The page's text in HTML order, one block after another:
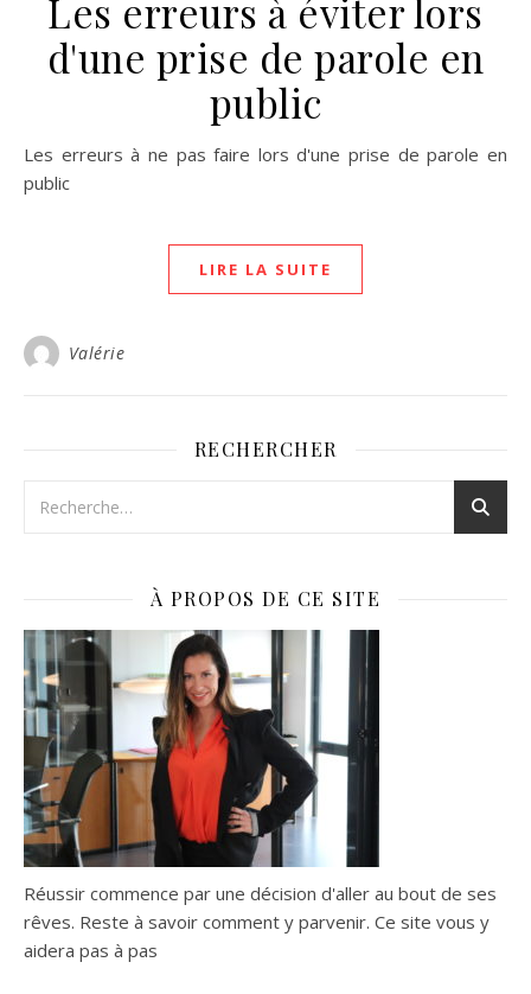
Les erreurs à éviter lors
d'une prise de parole en
public
Les erreurs à ne pas faire lors d'une prise de parole en
public
LIRE LA SUITE
Valérie
RECHERCHER
À PROPOS DE CE SITE
Réussir commence par une décision d'aller au bout de ses
rêves. Reste à savoir comment y parvenir. Ce site vous y
aidera pas à pas